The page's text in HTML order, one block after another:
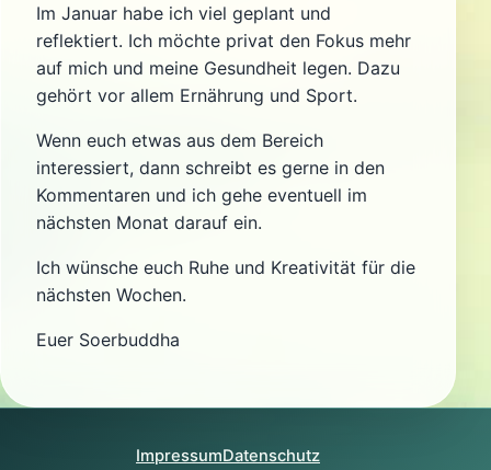
Im Januar habe ich viel geplant und
reflektiert. Ich möchte privat den Fokus mehr
auf mich und meine Gesundheit legen. Dazu
gehört vor allem Ernährung und Sport.
Wenn euch etwas aus dem Bereich
interessiert, dann schreibt es gerne in den
Kommentaren und ich gehe eventuell im
nächsten Monat darauf ein.
Ich wünsche euch Ruhe und Kreativität für die
nächsten Wochen.
Euer Soerbuddha
ImpressumDatenschutz